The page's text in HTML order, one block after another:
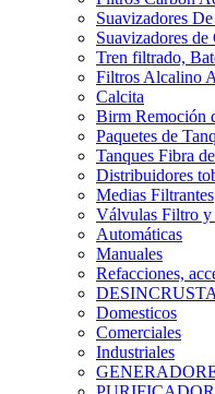
Suavizadores
Suavizadores de
Tren filtrado,
Filtros Alcalino
Calcita
Birm Remoción
Paquetes de
Tanques Fibra
Distribuidores
Medias Filtrantes
Válvulas Filtro y
Automáticas
Manuales
Refacciones,
Domesticos
Comerciales
Industriales